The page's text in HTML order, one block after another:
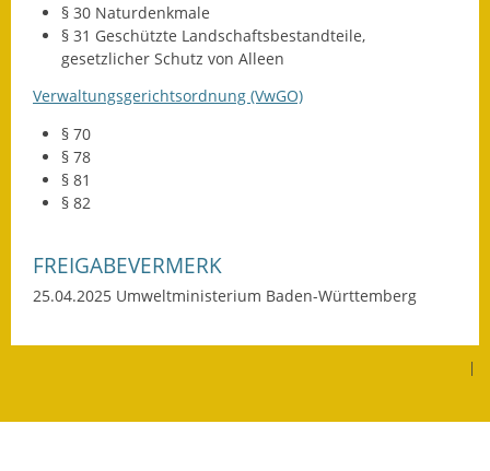
Landessanierungsprogramm
Mietspiegel
Bürgerhaus
§ 30 Naturdenkmale
§ 31 Geschützte Landschaftsbestandteile,
gesetzlicher Schutz von Alleen
Verwaltungsgerichtsordnung (VwGO)
§ 70
§ 78
§ 81
§ 82
FREIGABEVERMERK
25.04.2025 Umweltministerium Baden-Württemberg
|